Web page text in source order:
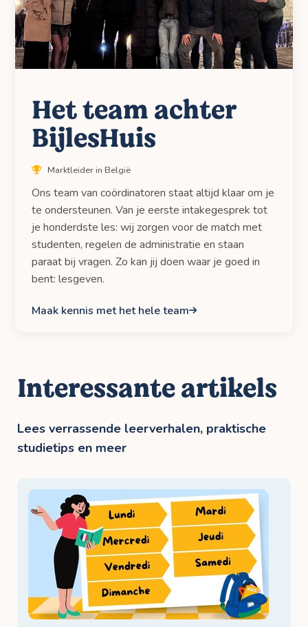
Het team achter
BijlesHuis
Marktleider in België
Ons team van coördinatoren staat altijd klaar om je
te ondersteunen. Van je eerste intakegesprek tot
je honderdste les: wij zorgen voor de match met
studenten, regelen de administratie en staan
paraat bij vragen. Zo kan jij doen waar je goed in
bent: lesgeven.
Maak kennis met het hele team
Interessante artikels
Lees verrassende leerverhalen, praktische
studietips en meer